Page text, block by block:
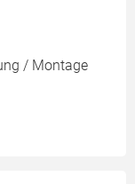
/ Montage